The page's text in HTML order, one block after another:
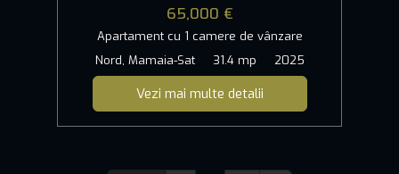
65,000 €
Apartament cu 1 camere de vânzare
Nord, Mamaia-Sat
31.4 mp 2025
Vezi mai multe detalii